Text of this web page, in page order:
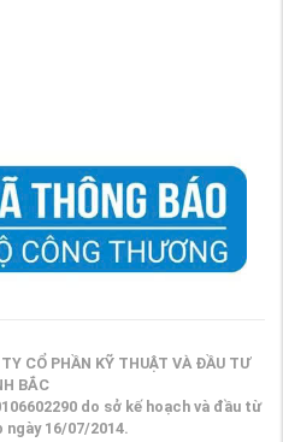
CỔ PHẦN KỸ THUẬT VÀ ĐẦU TƯ
BẮC
do sở kế hoạch và đầu từ
ngày 16/07/2014.